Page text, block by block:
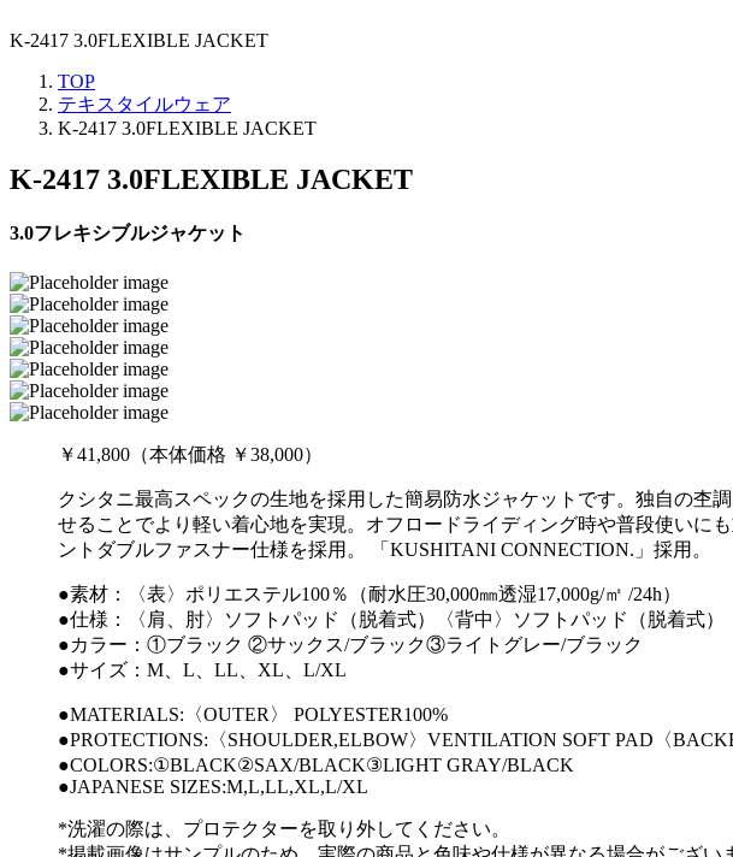
K-2417 3.0FLEXIBLE JACKET
TOP
テキスタイルウェア
K-2417 3.0FLEXIBLE JACKET
K-2417 3.0FLEXIBLE JACKET
3.0フレキシブルジャケット
￥41,800（本体価格 ￥38,000）
クシタニ最高スペックの生地を採用した簡易防水ジャケットです。独自の杢
せることでより軽い着心地を実現。オフロードライディング時や普段使いに
ントダブルファスナー仕様を採用。 「KUSHITANI CONNECTION.」採用。
●素材：〈表〉ポリエステル100％（耐水圧30,000㎜透湿17,000g/㎡ /24h）
●仕様：〈肩、肘〉ソフトパッド（脱着式）〈背中〉ソフトパッド（脱着式）
●カラー：①ブラック ②サックス/ブラック③ライトグレー/ブラック
●サイズ：M、L、LL、XL、L/XL
●MATERIALS:〈OUTER〉 POLYESTER100%
●PROTECTIONS:〈SHOULDER,ELBOW〉VENTILATION SOFT PAD〈
●COLORS:①BLACK②SAX/BLACK③LIGHT GRAY/BLACK
●JAPANESE SIZES:M,L,LL,XL,L/XL
*洗濯の際は、プロテクターを取り外してください。